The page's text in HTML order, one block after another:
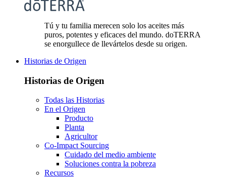
Tú y tu familia merecen solo los aceites más
puros, potentes y eficaces del mundo. doTERRA
se enorgullece de llevártelos desde su origen.
Historias de Origen
Historias de Origen
Todas las Historias
En el Origen
Producto
Planta
Agricultor
Co-Impact Sourcing
Cuidado del medio ambiente
Soluciones contra la pobreza
Recursos